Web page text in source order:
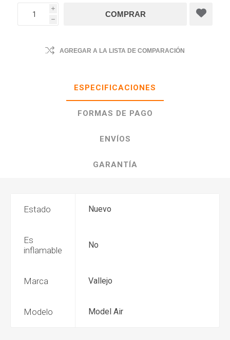
i
h
AGREGAR A LA LISTA DE COMPARACIÓN
ESPECIFICACIONES
FORMAS DE PAGO
ENVÍOS
GARANTÍA
Estado Nuevo
Es
inflamable
No
Marca Vallejo
Modelo Model Air